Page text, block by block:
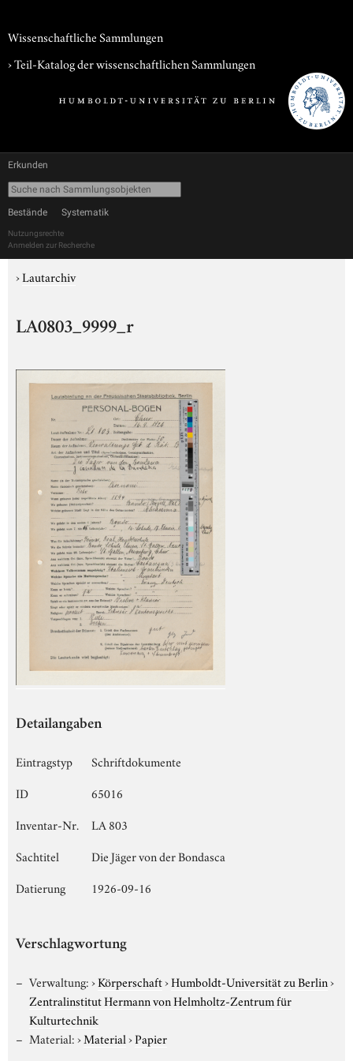
Wissenschaftliche Sammlungen
› Teil-Katalog der wissenschaftlichen Sammlungen
Erkunden
Bestände Systematik
Nutzungsrechte
Anmelden zur Recherche
›Lautarchiv
LA0803_9999_r
Detailangaben
Eintragstyp
Schriftdokumente
ID
65016
Inventar-Nr.
LA 803
Sachtitel
Die Jäger von der Bondasca
Datierung
1926-09-16
Verschlagwortung
Verwaltung:›Körperschaft›Humboldt-Universität zu Berlin›
Zentralinstitut Hermann von Helmholtz-Zentrum für
Kulturtechnik
Material:›Material›Papier